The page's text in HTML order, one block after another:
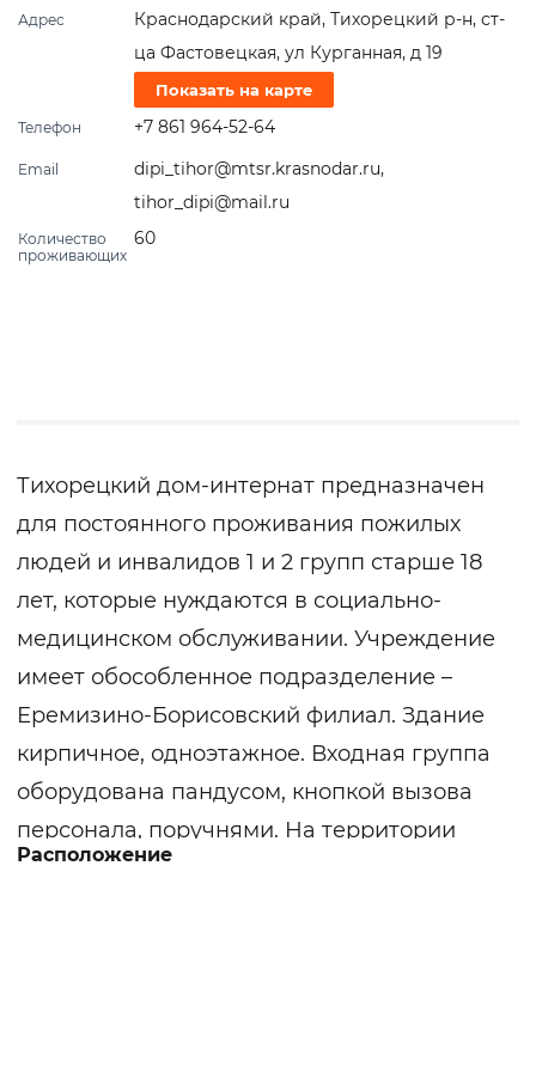
Адрес
Краснодарский край, Тихорецкий р-н, ст-
ца Фастовецкая, ул Курганная, д 19
Показать на карте
Телефон +7 861 964-52-64
Email dipi_tihor@mtsr.krasnodar.ru,
tihor_dipi@mail.ru
Количество
проживающих
60
Тихорецкий дом-интернат предназначен
для постоянного проживания пожилых
людей и инвалидов 1 и 2 групп старше 18
лет, которые нуждаются в социально-
медицинском обслуживании. Учреждение
имеет обособленное подразделение –
Еремизино-Борисовский филиал. Здание
кирпичное, одноэтажное. Входная группа
оборудована пандусом, кнопкой вызова
персонала, поручнями. На территории
разбиты цветники, имеется летняя
Расположение